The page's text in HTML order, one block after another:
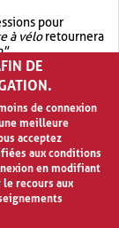
pour
à véloretournera
.
.garage OR vélo
à vélo
DE
de connexion
meilleure
acceptez
aux conditions
en modifiant
recours aux